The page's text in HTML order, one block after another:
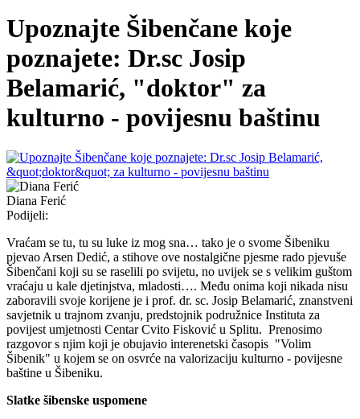
Upoznajte Šibenčane koje
poznajete: Dr.sc Josip
Belamarić, "doktor" za
kulturno - povijesnu baštinu
Diana Ferić
Podijeli:
Vraćam se tu, tu su luke iz mog sna… tako je o svome Šibeniku
pjevao Arsen Dedić, a stihove ove nostalgične pjesme rado pjevuše
Šibenčani koji su se raselili po svijetu, no uvijek se s velikim guštom
vraćaju u kale djetinjstva, mladosti…. Među onima koji nikada nisu
zaboravili svoje korijene je i prof. dr. sc. Josip Belamarić, znanstveni
savjetnik u trajnom zvanju, predstojnik podružnice Instituta za
povijest umjetnosti Centar Cvito Fisković u Splitu. Prenosimo
razgovor s njim koji je obujavio interenetski časopis "Volim
Šibenik" u kojem se on osvrće na valorizaciju kulturno - povijesne
baštine u Šibeniku.
Slatke šibenske uspomene